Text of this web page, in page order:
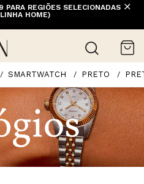
PRIMEIRACOMPRA (EXCETO
E ITENS EM PROMOÇÃO) | 1ª
REGIÕES SELECIONADAS
HOME)
SMARTWATCH PRETO